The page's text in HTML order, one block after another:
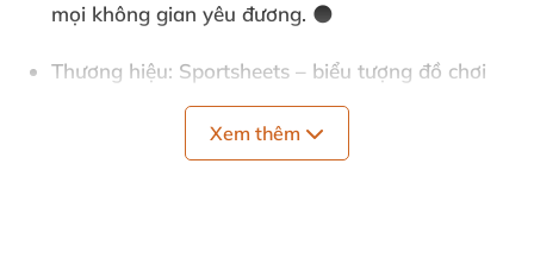
mọi không gian yêu đương. 🌑
Thương hiệu: Sportsheets – biểu tượng đồ chơi
tình yêu cao cấp từ Mỹ. 🇺🇸
: Neoprene mềm mại như da thật, êm ái,
Xem thêm